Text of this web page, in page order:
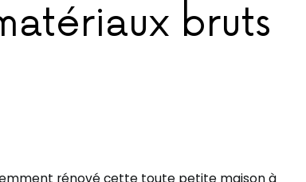
bruts
rénové cette toute petite maison à